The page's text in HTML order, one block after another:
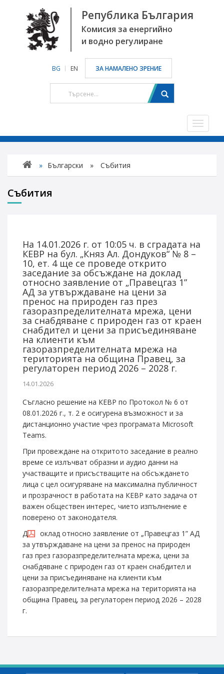
Република България
Комисия за енергийно
и водно регулиране
BG EN ЗА НАМАЛЕНО ЗРЕНИЕ
Toggle
» Български » Събития
Събития
На 14.01.2026 г. от 10:05 ч. в сградата на
КЕВР на бул. „Княз Ал. Дондуков“ № 8 –
10, ет. 4 ще се проведе открито
заседание за обсъждане на доклад
относно заявление от „Правецгаз 1”
АД за утвърждаване на цени за
пренос на природен газ през
газоразпределителната мрежа, цени
за снабдяване с природен газ от краен
снабдител и цени за присъединяване
на клиенти към
газоразпределителната мрежа на
територията на община Правец, за
регулаторен период 2026 – 2028 г.
14.01.2026
Съгласно решение на КЕВР по Протокол № 6 от
08.01.2026 г., т. 2 е осигурена възможност и за
дистанционно участие чрез програмата Microsoft
Teams.
При провеждане на откритото заседание в реално
време се излъчват образни и аудио данни на
участващите и присъстващите на обсъждането
лица с цел осигуряване на максимална публичност
и прозрачност в работата на КЕВР като задача от
важен обществен интерес, чието изпълнение е
поверено от законодателя.
Д
оклад относно заявление от „Правецгаз 1” АД
за утвърждаване на цени за пренос на природен
газ през газоразпределителната мрежа, цени за
снабдяване с природен газ от краен снабдител и
цени за присъединяване на клиенти към
газоразпределителната мрежа на територията на
община Правец, за регулаторен период 2026 – 2028
г.